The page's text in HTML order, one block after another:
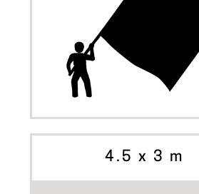
INIZIA A PERSONALIZZARE
4.5 x 3 m